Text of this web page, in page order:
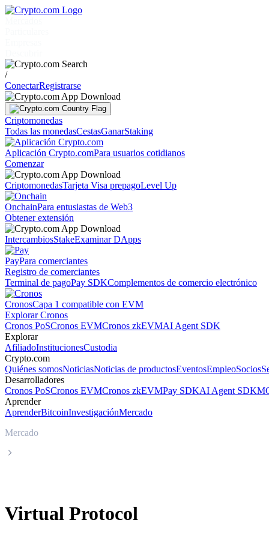
/
ConectarRegistrarse
Criptomonedas
Todas las monedasCestasGanarStaking
Aplicación Crypto.comPara usuarios cotidianos
Comenzar
CriptomonedasTarjeta Visa prepagoLevel Up
OnchainPara entusiastas de Web3
Obtener extensión
IntercambiosStakeExaminar DApps
PayPara comerciantes
Registro de comerciantes
Terminal de pagoPay SDKComplementos de comercio electrónico
CronosCapa 1 compatible con EVM
Explorar Cronos
Cronos PoSCronos EVMCronos zkEVMAI Agent SDK
Explorar
AfiliadoInstitucionesCustodia
Crypto.com
Quiénes somosNoticiasNoticias de productosEventosEmpleoSocios
Desarrolladores
Cronos PoSCronos EVMCronos zkEVMPay SDKAI Agent SDK
Aprender
AprenderBitcoinInvestigaciónMercado
Mercado
Virtual Protocol